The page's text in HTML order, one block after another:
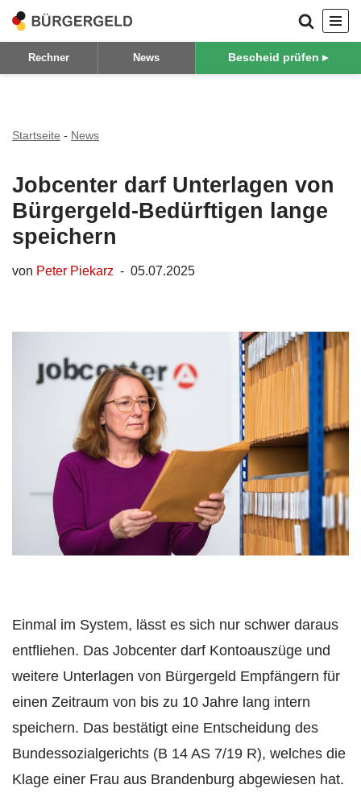
Zum
Inhalt
Rechner News Bescheid prüfen ▸
Startseite - News
Jobcenter darf Unterlagen von
Bürgergeld-Bedürftigen lange
speichern
von Peter Piekarz 05.07.2025
Einmal im System, lässt es sich nur schwer daraus
entfliehen. Das Jobcenter darf Kontoauszüge und
weitere Unterlagen von Bürgergeld Empfängern für
einen Zeitraum von bis zu 10 Jahre lang intern
speichern. Das bestätigt eine Entscheidung des
Bundessozialgerichts (B 14 AS 7/19 R), welches die
Klage einer Frau aus Brandenburg abgewiesen hat.